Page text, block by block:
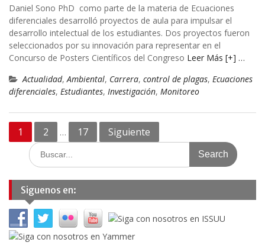
Daniel Sono PhD como parte de la materia de Ecuaciones
diferenciales desarrolló proyectos de aula para impulsar el
desarrollo intelectual de los estudiantes. Dos proyectos fueron
seleccionados por su innovación para representar en el
Concurso de Posters Científicos del Congreso Leer Más [+] …
Actualidad,Ambiental, Carrera, control de plagas, Ecuaciones
diferenciales, Estudiantes, Investigación, Monitoreo
Navegación
entradas
1 2 … 17 Siguiente
Search
for:
Siguenos en: